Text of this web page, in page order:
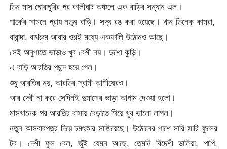
তিন মাস ঘোরাঘুরির পর কালীঘাট অঞ্চলে এক বাড়ির সন্ধান এল।
পার্কের সামনে প্রায় নতুন বাড়ি। সদ্য রঙ করা হয়েছে। খান তিনেক কামরা,
বারান্দা, বাথরুম আবার ওরই মধ্যে একফালি উঠোনও আছে।
সেই অনুপাতে ভাড়াও খুব বেশী নয়। দুশো কুড়ি।
এ বাড়ি আরতির পছন্দ হয়ে গেল।
শুধু আরতির নয়, আরতির স্বামী আশীষেরও।
আর দেরী না করে সেদিনই দুমাসের ভাড়া আগাম দেওয়া হলো।
মাসখানেক পর আরতির বাসায় বেড়াতে গিয়ে খুব ভালো লাগল।
নতুন আসবাবপত্র দিয়ে চমৎকার সাজিয়েছে। উঠোনের পাশে সারি সারি ফুলের
টব। দেশী ফুল বেল, জুঁই যেমন আছে, তেমনি বিদেশী ডালিয়া, পাপি,